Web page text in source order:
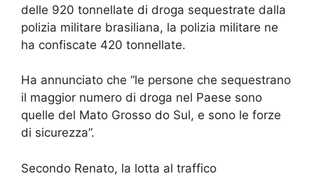
delle 920 tonnellate di droga sequestrate dalla
polizia militare brasiliana, la polizia militare ne
ha confiscate 420 tonnellate.
Ha annunciato che “le persone che sequestrano
il maggior numero di droga nel Paese sono
quelle del Mato Grosso do Sul, e sono le forze
di sicurezza”.
Secondo Renato, la lotta al traffico